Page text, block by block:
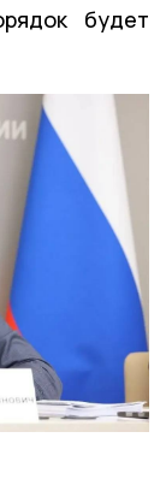
будет